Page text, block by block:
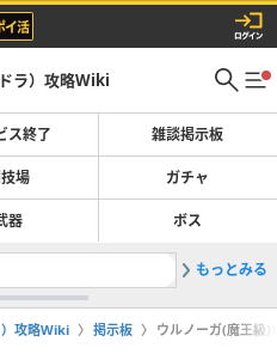
ラ）攻略Wiki
ス終了 雑談掲示板
場 ガチャ
器 ボス
2マーニ
もっとみる
）攻略Wiki 掲示板 ウルノーガ(魔王級)